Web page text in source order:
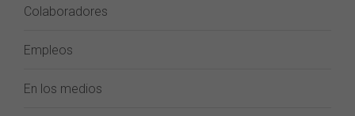
Colaboradores
Empleos
En los medios